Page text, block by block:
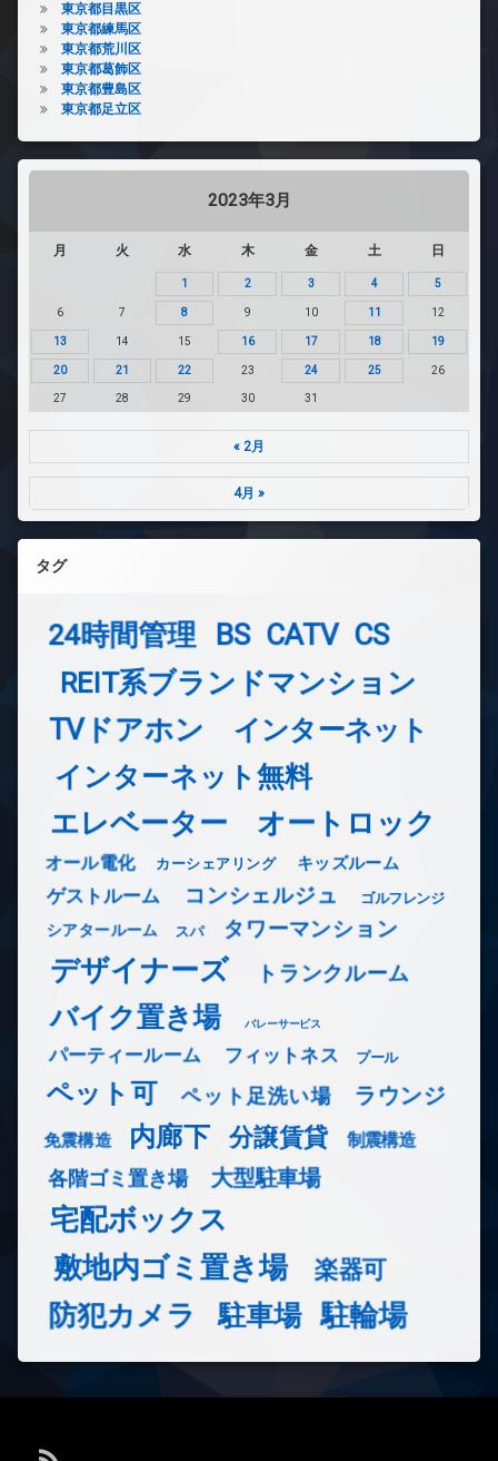
東京都目黒区
東京都練馬区
東京都荒川区
東京都葛飾区
東京都豊島区
東京都足立区
2023年3月
月 火 水 木 金 土 日
1 2 3 4 5
6 7 8 9 10 11 12
13 14 15 16 17 18 19
20 21 22 23 24 25 26
27 28 29 30 31
« 2月
4月 »
タグ
24時間管理 BS CATV CS
REIT系ブランドマンション
TVドアホン
インターネット
インターネット無料
エレベーター オートロック
オール電化 カーシェアリング キッズルーム
ゲストルーム コンシェルジュ ゴルフレンジ
シアタールーム スパ タワーマンション
デザイナーズ トランクルーム
バイク置き場 バレーサービス
パーティールーム フィットネス プール
ペット可 ペット足洗い場 ラウンジ
免震構造 内廊下 分譲賃貸 制震構造
各階ゴミ置き場 大型駐車場
宅配ボックス
敷地内ゴミ置き場
楽器可
防犯カメラ 駐車場 駐輪場